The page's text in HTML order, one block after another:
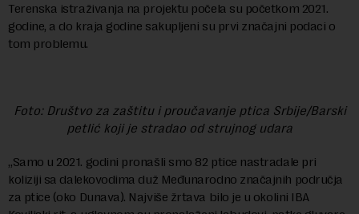
Terenska istraživanja na projektu počela su početkom 2021.
godine, a do kraja godine sakupljeni su prvi značajni podaci o
tom problemu.
Foto: Društvo za zaštitu i proučavanje ptica Srbije/Barski
petlić koji je stradao od strujnog udara
„Samo u 2021. godini pronašli smo 82 ptice nastradale pri
koliziji sa dalekovodima duž Međunarodno značajnih područja
za ptice (oko Dunava). Najviše žrtava bilo je u okolini IBA